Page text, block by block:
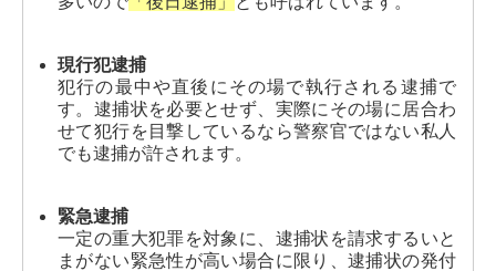
現行犯逮捕
犯行の最中や直後にその場で執行される逮捕で
す。逮捕状を必要とせず、実際にその場に居合わ
せて犯行を目撃しているなら警察官ではない私人
でも逮捕が許されます。
緊急逮捕
一定の重大犯罪を対象に、逮捕状を請求するいと
まがない緊急性が高い場合に限り、逮捕状の発付